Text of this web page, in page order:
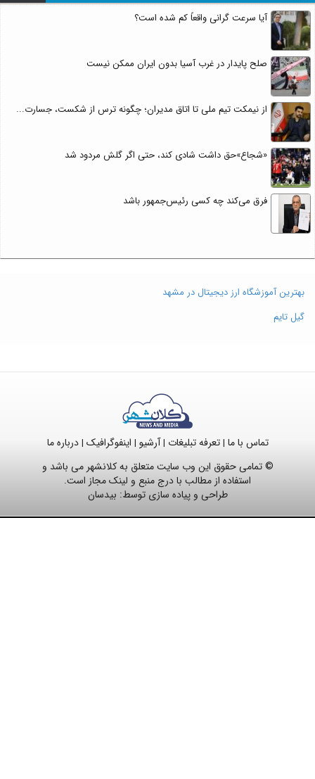
آیا سرعت گرانی واقعاً کم شده است؟
صلح پایدار در غرب آسیا بدون ایران ممکن نیست
از نیمکت تیم ملی تا اتاق مدیران؛ چگونه ترس از شکست، جسارت...
«شجاع»حق داشت شادی کند، حتی اگر گلش مردود شد
فرق می‌کند چه کسی رئیس‌جمهور باشد
بهترین آموزشگاه ارز دیجیتال در مشهد
گیل تایم
تماس با ما |تعرفه تبلیغات |آرشیو | اینفوگرافیک |درباره ما
© تمامی حقوق این وب سایت متعلق به کلانشهر می باشد و
استفاده از مطالب با درج منبع و لینک مجاز است.
طراحی و پیاده سازی توسط: بیدسان